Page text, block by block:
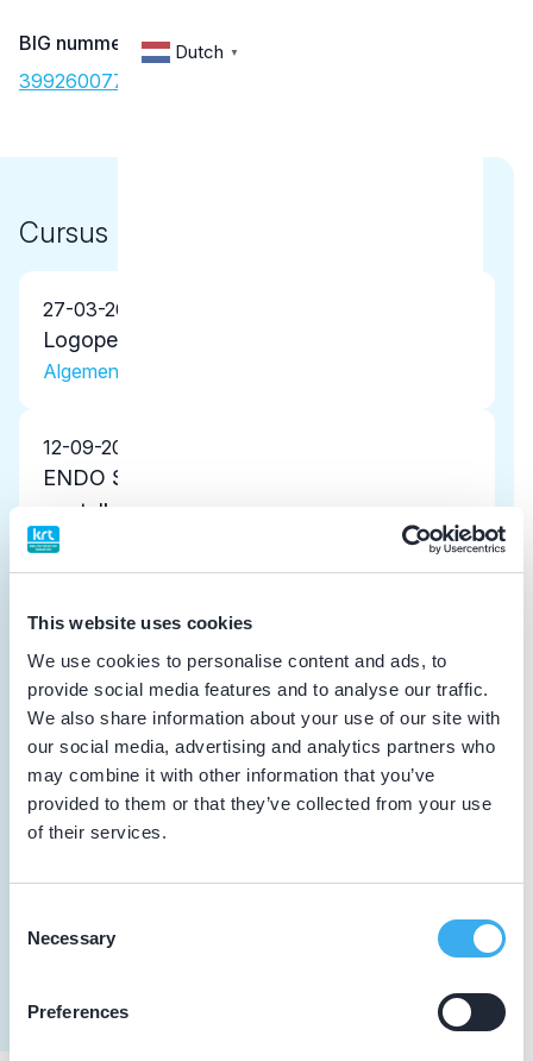
This website uses cookies
We use cookies to personalise content and ads, to
provide social media features and to analyse our traffic.
We also share information about your use of our site with
our social media, advertising and analytics partners who
may combine it with other information that you’ve
provided to them or that they’ve collected from your use
of their services.
Selection
Necessary
Preferences
Dutch ▼
BIG nummer
39926007702
Cursus
27-03-2026
Logopedie en Tandheelkunde OMFT
Algemene scholing
12-09-2025
ENDO SEMINAR-II de
wortelkanaalbehandeling
Vakinhoudelijke scholing
16-04-2025
Restauratiefje 2025
Vakinhoudelijke scholing
11-04-2025
CONGRES MINIMAAL INVASIEF2025